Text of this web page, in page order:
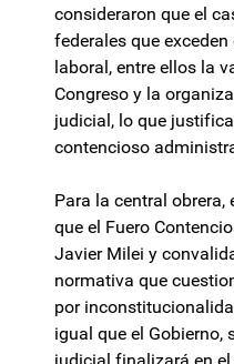
consideraron que el
federales que
laboral, entre ellos la
Congreso y la
judicial, lo que
contencioso
Para la central
que el Fuero
Javier Milei y
normativa que
por
igual que el Gobierno,